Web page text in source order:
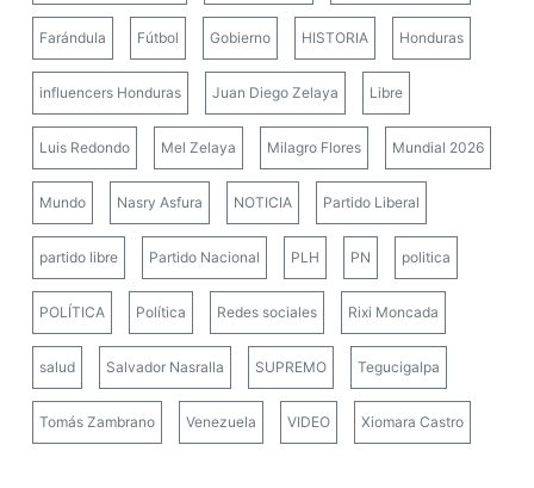
Farándula Fútbol Gobierno HISTORIA Honduras
influencers Honduras Juan Diego Zelaya Libre
Luis Redondo Mel Zelaya Milagro Flores Mundial 2026
Mundo Nasry Asfura NOTICIA Partido Liberal
partido libre Partido Nacional PLH PN politica
POLÍTICA Política Redes sociales Rixi Moncada
salud Salvador Nasralla SUPREMO Tegucigalpa
Tomás Zambrano Venezuela VIDEO Xiomara Castro